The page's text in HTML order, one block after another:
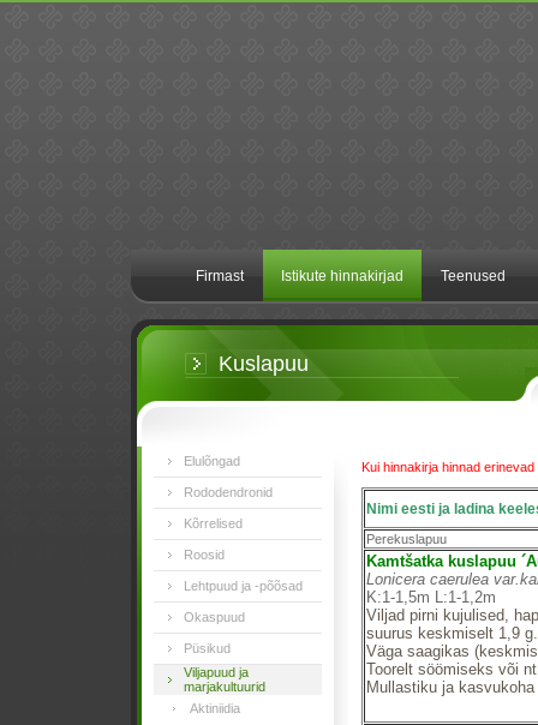
Firmast Istikute hinnakirjad Teenused
Kuslapuu
Elulõngad
Rododendronid
Kõrrelised
Roosid
Lehtpuud ja -põõsad
Okaspuud
Püsikud
Viljapuud ja
marjakultuurid
Aktiniidia
Kui hinnakirja hinnad
Nimi eesti ja ladina
Perekuslapuu
Kamtšatka kuslapuu
Lonicera caerulea
K:1-1,5m L:1-1,2m
Viljad pirni kujulised,
suurus keskmiselt 1,9
Väga saagikas
Toorelt söömiseks või
Mullastiku ja